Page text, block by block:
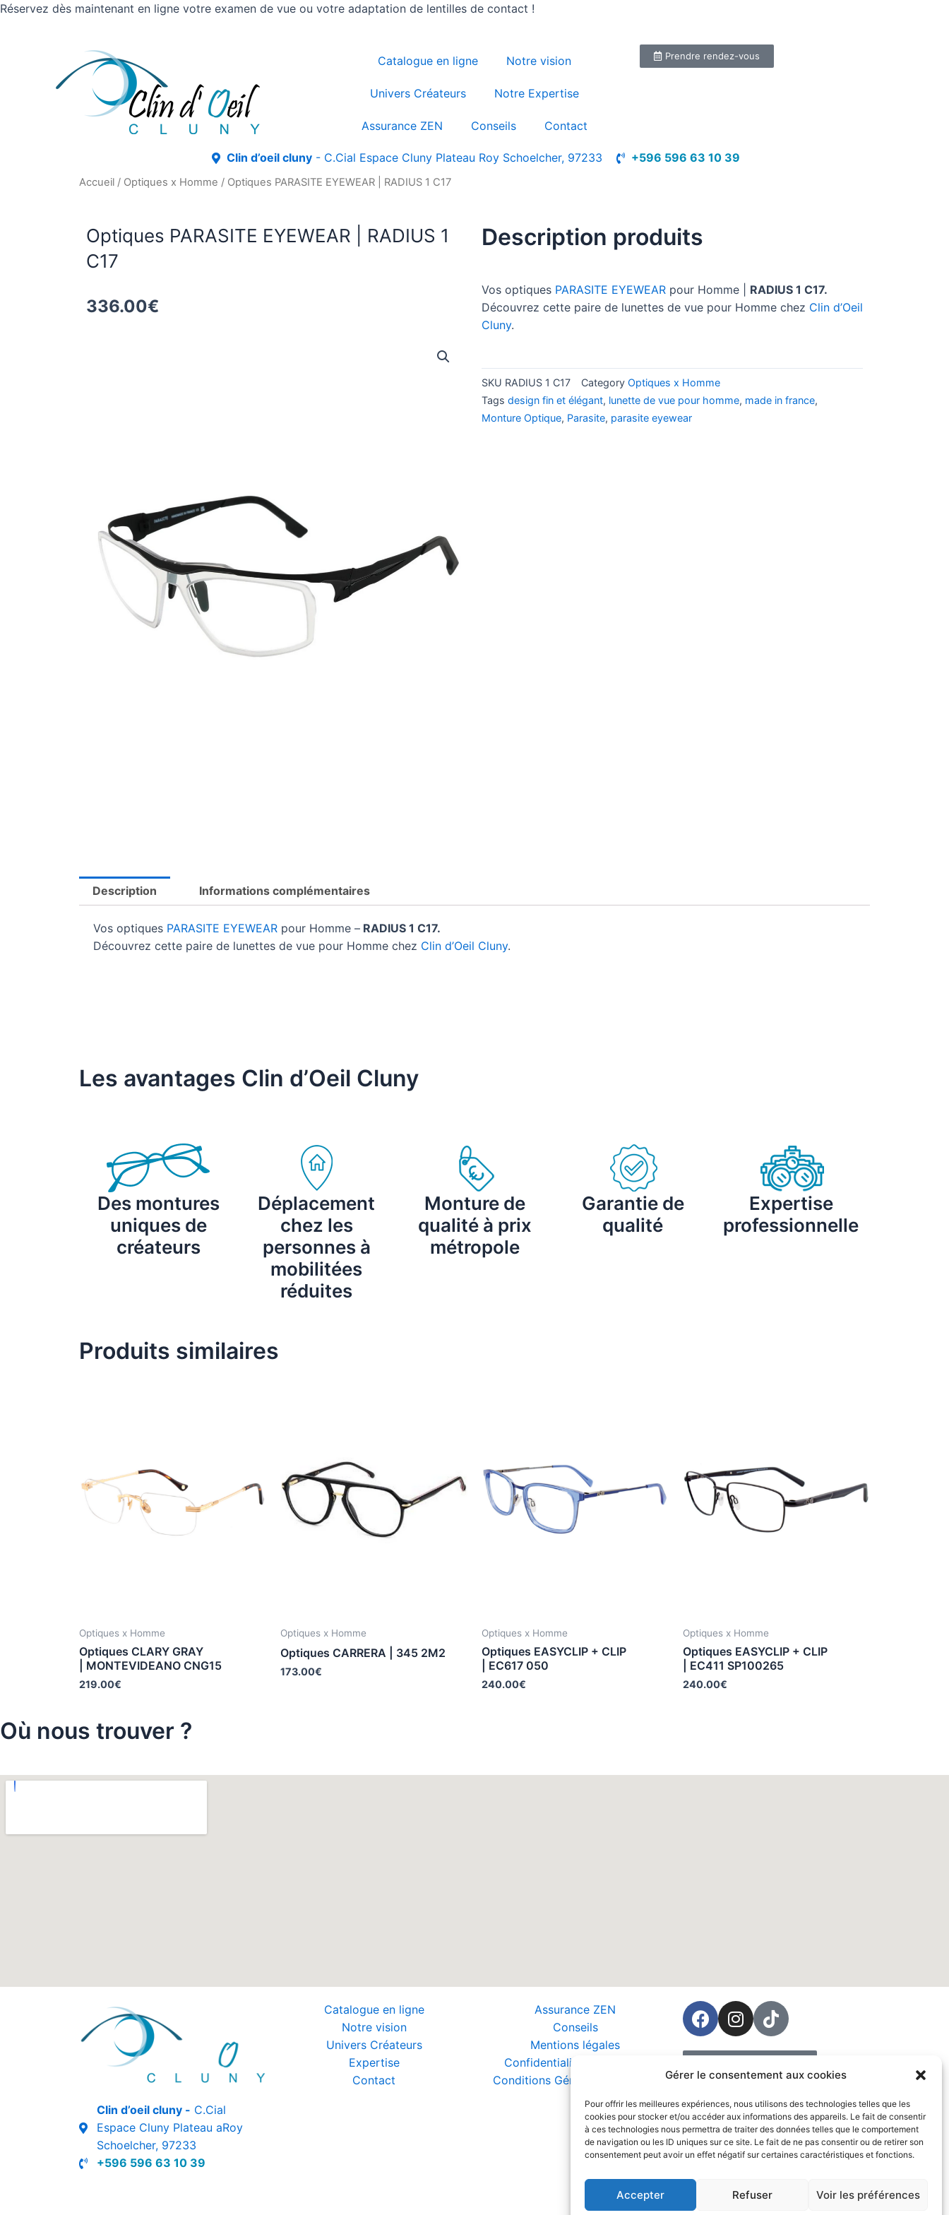
Gérer le consentement aux cookies
Pour offrir les meilleures expériences, nous utilisons des technologies telles que les
cookies pour stocker et/ou accéder aux informations des appareils. Le fait de consentir
à ces technologies nous permettra de traiter des données telles que le comportement
de navigation ou les ID uniques sur ce site. Le fait de ne pas consentir ou de retirer son
consentement peut avoir un effet négatif sur certaines caractéristiques et fonctions.
Accepter Refuser Voir les préférences
Réservez dès maintenant en ligne votre examen de vue ou votre adaptation de lentilles de contact !
Catalogue en ligne Notre vision
Univers Créateurs Notre Expertise
Assurance ZEN Conseils Contact
Prendre rendez-vous
Clin d’oeil cluny - C.Cial Espace Cluny Plateau Roy Schoelcher, 97233 +596 596 63 10 39
Accueil / Optiques x Homme / Optiques PARASITE EYEWEAR | RADIUS 1 C17
Optiques PARASITE EYEWEAR | RADIUS 1
C17
336.00€
Description produits
Vos optiques PARASITE EYEWEAR pour Homme | RADIUS 1 C17.
Découvrez cette paire de lunettes de vue pour Homme chez Clin d’Oeil
Cluny.
SKU RADIUS 1 C17 Category Optiques x Homme
Tags design fin et élégant, lunette de vue pour homme, made in france,
Monture Optique, Parasite, parasite eyewear
Description Informations complémentaires
Vos optiques PARASITE EYEWEAR pour Homme – RADIUS 1 C17.
Découvrez cette paire de lunettes de vue pour Homme chez Clin d’Oeil Cluny.
Les avantages Clin d’Oeil Cluny
Des montures
uniques de
créateurs
Déplacement
chez les
personnes à
mobilitées
réduites
Monture de
qualité à prix
métropole
Garantie de
qualité
Expertise
professionnelle
Produits similaires
Optiques x Homme
Optiques CLARY GRAY
| MONTEVIDEANO CNG15
219.00€
Optiques x Homme
Optiques CARRERA | 345 2M2
173.00€
Optiques x Homme
Optiques EASYCLIP + CLIP
| EC617 050
240.00€
Optiques x Homme
Optiques EASYCLIP + CLIP
| EC411 SP100265
240.00€
Où nous trouver ?
Clin d’oeil cluny - C.Cial
Espace Cluny Plateau aRoy
Schoelcher, 97233
+596 596 63 10 39
Catalogue en ligne
Notre vision
Univers Créateurs
Expertise
Contact
Assurance ZEN
Conseils
Mentions légales
Confidentialité et Données
Conditions Générales de Vente